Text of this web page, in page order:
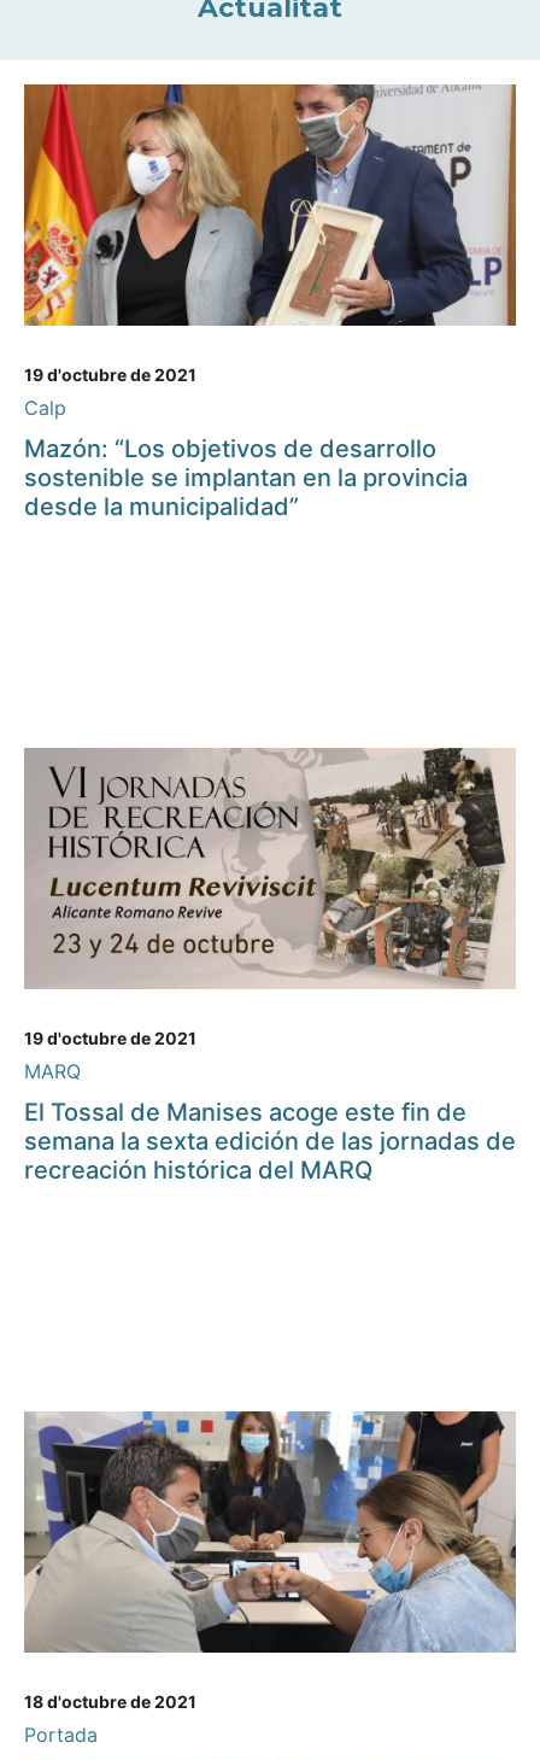
Actualitat
19 d'octubre de 2021
Calp
Mazón: “Los objetivos de desarrollo
sostenible se implantan en la provincia
desde la municipalidad”
19 d'octubre de 2021
MARQ
El Tossal de Manises acoge este fin de
semana la sexta edición de las jornadas de
recreación histórica del MARQ
18 d'octubre de 2021
Portada